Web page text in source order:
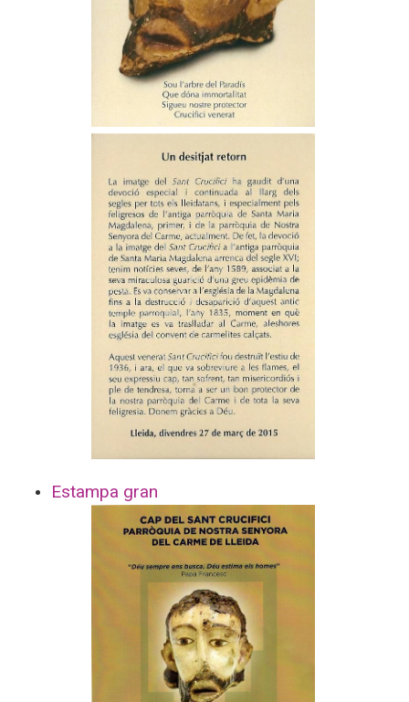
Estampa gran